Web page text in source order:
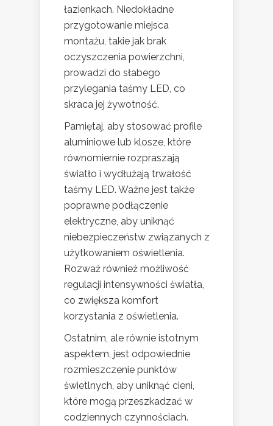
łazienkach. Niedokładne
przygotowanie miejsca
montażu, takie jak brak
oczyszczenia powierzchni,
prowadzi do słabego
przylegania taśmy LED, co
skraca jej żywotność.
Pamiętaj, aby stosować profile
aluminiowe lub klosze, które
równomiernie rozpraszają
światło i wydłużają trwałość
taśmy LED. Ważne jest także
poprawne podłączenie
elektryczne, aby uniknąć
niebezpieczeństw związanych z
użytkowaniem oświetlenia.
Rozważ również możliwość
regulacji intensywności światła,
co zwiększa komfort
korzystania z oświetlenia.
Ostatnim, ale równie istotnym
aspektem, jest odpowiednie
rozmieszczenie punktów
świetlnych, aby uniknąć cieni,
które mogą przeszkadzać w
codziennych czynnościach.